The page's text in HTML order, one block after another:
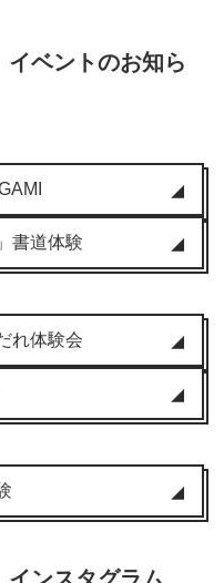
ベントのお知ら
書道体験
れ体験会